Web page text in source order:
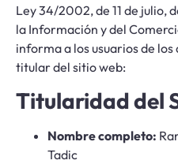
Ley 34/2002, de 11 de julio,
la Información y del
informa a los usuarios de
titular del sitio web:
Titularidad del
Nombre completo:
Tadic